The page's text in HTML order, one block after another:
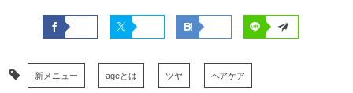
新メニュー ageとは ツヤ ヘアケア